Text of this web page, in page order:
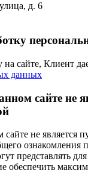
д. 6
сайте, Клиент
данных
сайте не
не является
ознакомления
представлять
обеспечить